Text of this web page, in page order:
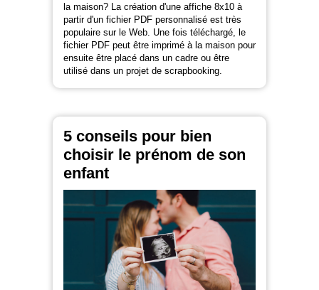
la maison? La création d'une affiche 8x10 à
partir d'un fichier PDF personnalisé est très
populaire sur le Web. Une fois téléchargé, le
fichier PDF peut être imprimé à la maison pour
ensuite être placé dans un cadre ou être
utilisé dans un projet de scrapbooking.
5 conseils pour bien
choisir le prénom de son
enfant